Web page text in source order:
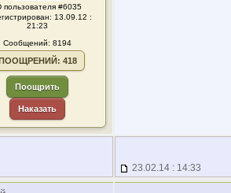
пользователя #6035
13.09.12 :
21:23
Сообщений: 8194
418
Поощрить
Наказать
23.02.14 : 14:33